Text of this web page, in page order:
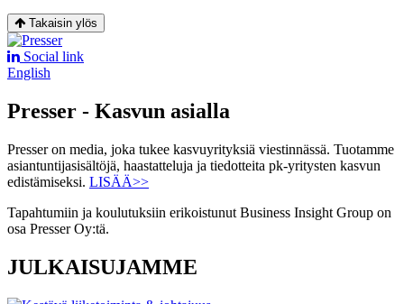
Takaisin ylös
Social link
English
Presser - Kasvun asialla
Presser on media, joka tukee kasvuyrityksiä viestinnässä. Tuotamme
asiantuntijasisältöjä, haastatteluja ja tiedotteita pk-yritysten kasvun
edistämiseksi. LISÄÄ>>
Tapahtumiin ja koulutuksiin erikoistunut Business Insight Group on
osa Presser Oy:tä.
JULKAISUJAMME